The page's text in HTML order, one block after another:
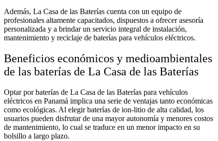
Además, La Casa de las Baterías cuenta con un equipo de
profesionales altamente capacitados, dispuestos a ofrecer asesoría
personalizada y a brindar un servicio integral de instalación,
mantenimiento y reciclaje de baterías para vehículos eléctricos.
Beneficios económicos y medioambientales
de las baterías de La Casa de las Baterías
Optar por baterías de La Casa de las Baterías para vehículos
eléctricos en Panamá implica una serie de ventajas tanto económicas
como ecológicas. Al elegir baterías de ion-litio de alta calidad, los
usuarios pueden disfrutar de una mayor autonomía y menores costos
de mantenimiento, lo cual se traduce en un menor impacto en su
bolsillo a largo plazo.